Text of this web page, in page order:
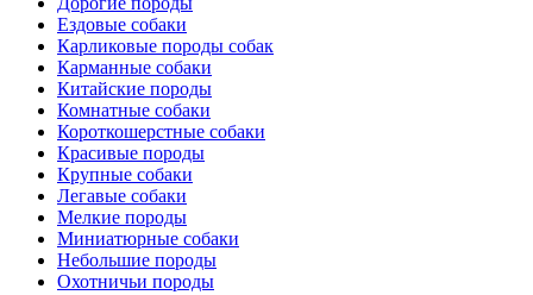
Ездовые собаки
Карликовые породы собак
Карманные собаки
Китайские породы
Комнатные собаки
Короткошерстные собаки
Красивые породы
Крупные собаки
Легавые собаки
Мелкие породы
Миниатюрные собаки
Небольшие породы
Охотничьи породы